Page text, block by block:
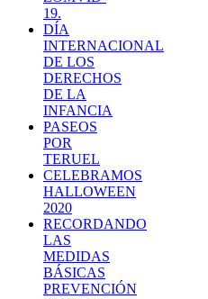
19.
DÍA
INTERNACIONAL
DE LOS
DERECHOS
DE LA
INFANCIA
PASEOS
POR
TERUEL
CELEBRAMOS
HALLOWEEN
2020
RECORDANDO
LAS
MEDIDAS
BÁSICAS
PREVENCIÓN